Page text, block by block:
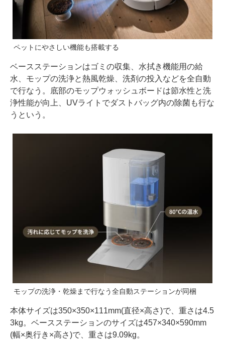
ペットにやさしい機能も搭載する
ベースステーションはゴミの収集、水拭き機能用の給
水、モップの洗浄と熱風乾燥、洗剤の投入などを全自動
で行なう。底部のモップウォッシュボードは節水性と洗
浄性能が向上、UVライトでダストバッグ内の除菌も行な
うという。
モップの洗浄・乾燥まで行なう全自動ステーションが同梱
本体サイズは350×350×111mm(直径×高さ)で、重さは4.5
3kg。ベースステーションのサイズは457×340×590mm
(幅×奥行き×高さ)で、重さは9.09kg。